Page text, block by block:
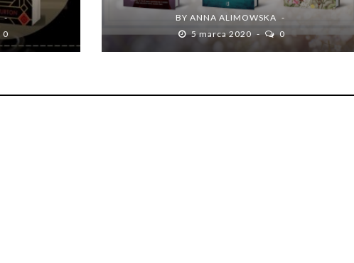
0
BY ANNA ALIMOWSKA
5 marca 2020
0